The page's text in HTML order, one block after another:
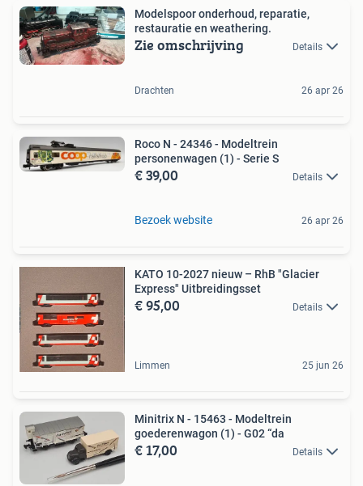
Modelspoor onderhoud, reparatie,
restauratie en weathering.
Zie omschrijving Details
Drachten 26 apr 26
Roco N - 24346 - Modeltrein
personenwagen (1) - Serie S
€ 39,00 Details
Bezoek website 26 apr 26
KATO 10-2027 nieuw – RhB "Glacier
Express" Uitbreidingsset
€ 95,00 Details
Limmen 25 jun 26
Minitrix N - 15463 - Modeltrein
goederenwagon (1) - G02 “da
€ 17,00 Details